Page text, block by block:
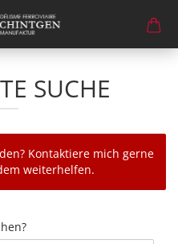
SUCHE
Kontaktiere mich gerne
weiterhelfen.